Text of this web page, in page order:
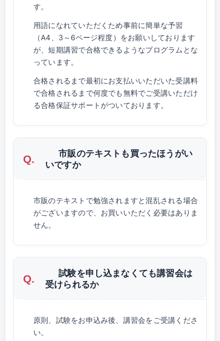
す。
用語になれていただくため事前に簡単な予習
（A4、3～6ページ程度）をお願いしております
が、短期講習で合格できるようなプログラムとな
っています。
合格されるまで最初にお支払いいただいた受講料
で合格されるまで何度でも無料でご受講いただけ
る合格保証サポートがついております。
市販のテキストも買ったほうがい
いですか
市販のテキストで勉強されますと混乱される場合
がございますので、お買いいただく必要はありま
せん。
試験を申し込まなくても講習会は
受けられるか
原則、試験をお申込み後、講習会をご受講くださ
い。